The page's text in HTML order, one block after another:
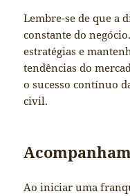
Lembre-se de que a
constante do
estratégias e
tendências do
o sucesso contínuo
civil.
Ao iniciar uma